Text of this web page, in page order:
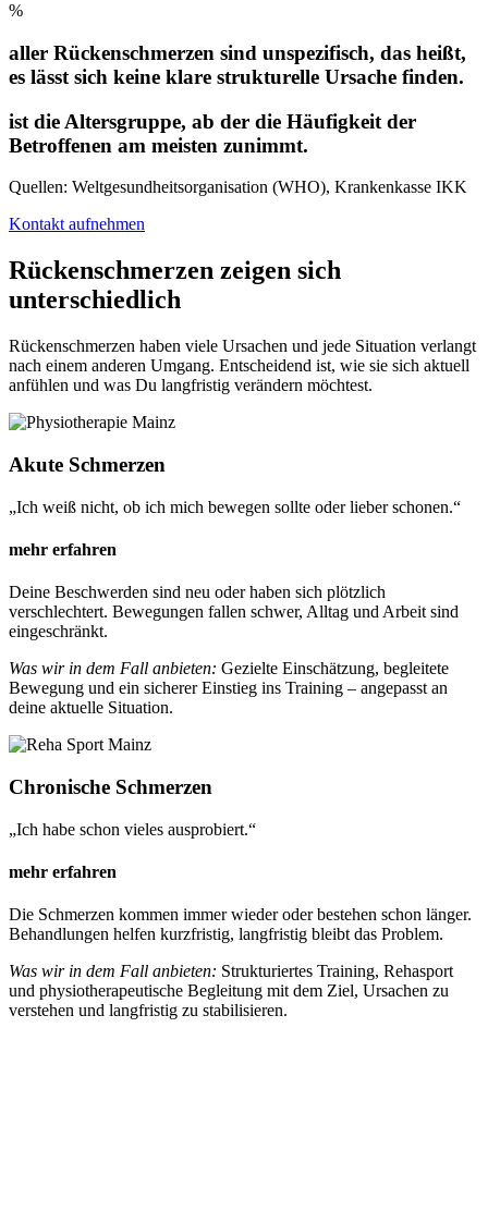
%
aller Rückenschmerzen sind unspezifisch, das heißt,
es lässt sich keine klare strukturelle Ursache finden.
ist die Altersgruppe, ab der die Häufigkeit der
Betroffenen am meisten zunimmt.
Quellen: Weltgesundheitsorganisation (WHO), Krankenkasse IKK
Kontakt aufnehmen
Rückenschmerzen zeigen sich
unterschiedlich
Rückenschmerzen haben viele Ursachen und jede Situation verlangt
nach einem anderen Umgang. Entscheidend ist, wie sie sich aktuell
anfühlen und was Du langfristig verändern möchtest.
Akute Schmerzen
„Ich weiß nicht, ob ich mich bewegen sollte oder lieber schonen.“
mehr erfahren
Deine Beschwerden sind neu oder haben sich plötzlich
verschlechtert. Bewegungen fallen schwer, Alltag und Arbeit sind
eingeschränkt.
Was wir in dem Fall anbieten: Gezielte Einschätzung, begleitete
Bewegung und ein sicherer Einstieg ins Training – angepasst an
deine aktuelle Situation.
Chronische Schmerzen
„Ich habe schon vieles ausprobiert.“
mehr erfahren
Die Schmerzen kommen immer wieder oder bestehen schon länger.
Behandlungen helfen kurzfristig, langfristig bleibt das Problem.
Was wir in dem Fall anbieten: Strukturiertes Training, Rehasport
und physiotherapeutische Begleitung mit dem Ziel, Ursachen zu
verstehen und langfristig zu stabilisieren.